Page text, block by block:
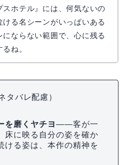
ならない範囲で、心に残る
タバレ配慮）